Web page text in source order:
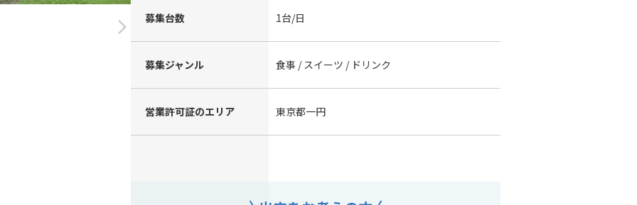
arrow_forward_ios
募集台数 1台/日
募集ジャンル 食事 / スイーツ / ドリンク
営業許可証のエリア 東京都一円